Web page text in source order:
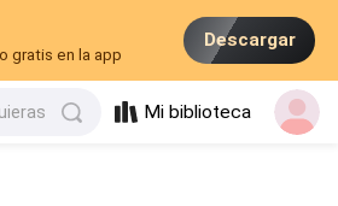
gratis en la app
Descargar
Mi biblioteca